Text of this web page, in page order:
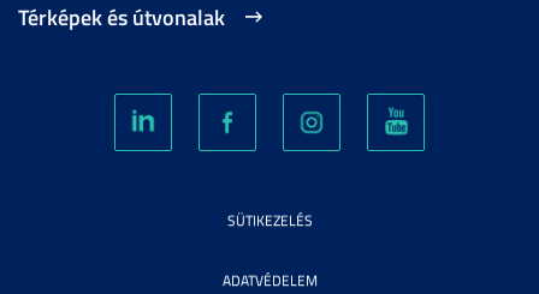
Térképek és útvonalak
SÜTIKEZELÉS
ADATVÉDELEM